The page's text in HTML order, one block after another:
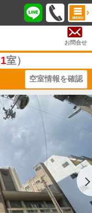
お問合せ
1室）
空室情報を確認